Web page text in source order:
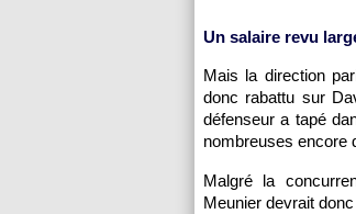
Un salaire revu
Mais la direction
donc rabattu sur
défenseur a tapé
nombreuses encore
Malgré la
Meunier devrait